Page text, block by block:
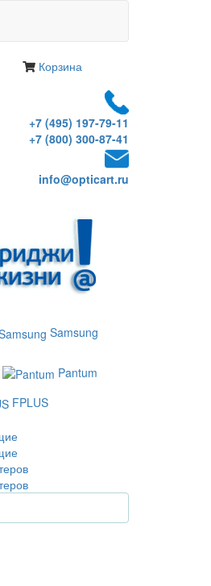
Корзина
+7 (495) 197-79-11
+7 (800) 300-87-41
info@opticart.ru
Samsung
Pantum
FPLUS